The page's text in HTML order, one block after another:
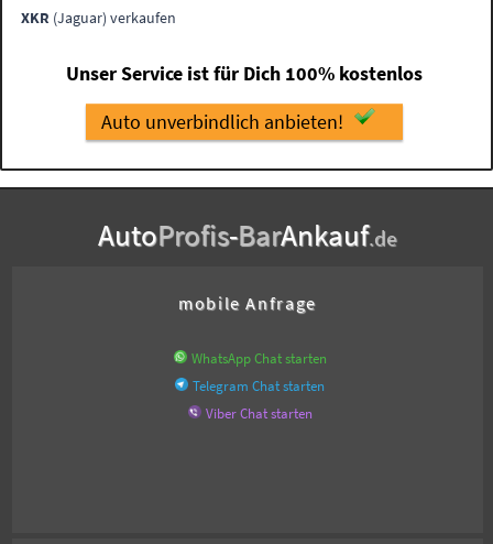
XKR (Jaguar) verkaufen
Unser Service ist für Dich 100% kostenlos
Auto unverbindlich anbieten!
AutoProfis-BarAnkauf.de
mobile Anfrage
WhatsApp Chat starten
Telegram Chat starten
Viber Chat starten